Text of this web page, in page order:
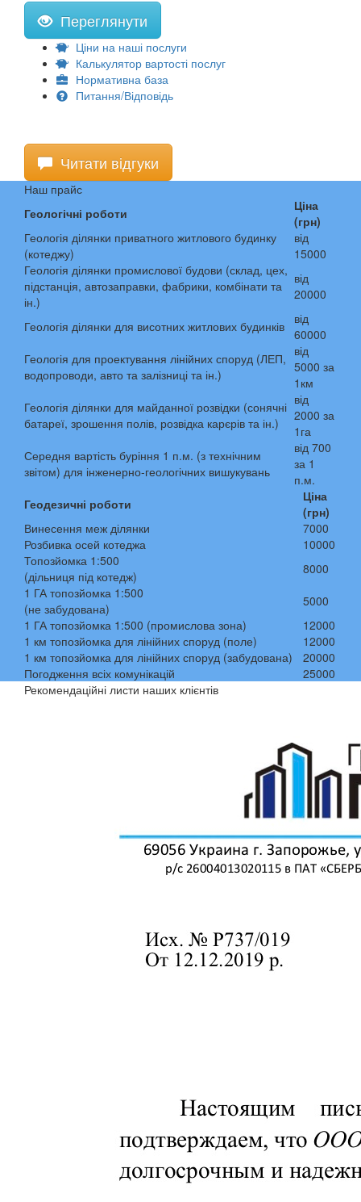
Переглянути
Ціни на наші послуги
Калькулятор вартості послуг
Нормативна база
Питання/Відповідь
Читати відгуки
Наш прайс
Геологічні роботи
Ціна
(грн)
Геологія ділянки приватного житлового будинку
(котеджу)
від
15000
Геологія ділянки промислової будови (склад, цех,
підстанція, автозаправки, фабрики, комбінати та
ін.)
від
20000
Геологія ділянки для висотних житлових будинків
від
60000
Геологія для проектування лінійних споруд (ЛЕП,
водопроводи, авто та залізниці та ін.)
від
5000 за
1км
Геологія ділянки для майданної розвідки (сонячні
батареї, зрошення полів, розвідка карєрів та ін.)
від
2000 за
1га
Середня вартість буріння 1 п.м. (з технічним
звітом) для інженерно-геологічних вишукувань
від 700
за 1
п.м.
Геодезичні роботи
Ціна
(грн)
Винесення меж ділянки
7000
Розбивка осей котеджа
10000
Топозйомка 1:500
(дільниця під котедж)
8000
1 ГА топозйомка 1:500
(не забудована)
5000
1 ГА топозйомка 1:500 (промислова зона)
12000
1 км топозйомка для лінійних споруд (поле)
12000
1 км топозйомка для лінійних споруд (забудована)
20000
Погодження всіх комунікацій
25000
Рекомендаційні листи наших клієнтів